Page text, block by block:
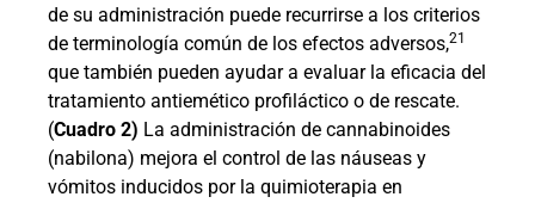
de su administración puede recurrirse a los criterios
de terminología común de los efectos adversos,21
que también pueden ayudar a evaluar la eficacia del
tratamiento antiemético profiláctico o de rescate.
(Cuadro 2) La administración de cannabinoides
(nabilona) mejora el control de las náuseas y
vómitos inducidos por la quimioterapia en